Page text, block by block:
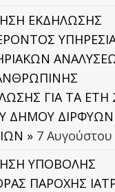
ΕΚΔΗΛΩΣΗΣ
ΓΙΑ ΤΑ ΕΤΗ
ΔΗΜΟΥ ΔΙΡΦΥΩΝ
» 7 Αυγούστου
ΥΠΟΒΟΛΗΣ
ΠΑΡΟΧΗΣ